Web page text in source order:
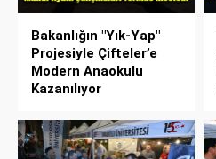
Bakanlığın "Yık-Yap"
Projesiyle Çifteler’e
Modern Anaokulu
Kazanılıyor